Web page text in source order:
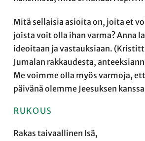
Mitä sellaisia asioita on, joita et
joista voit olla ihan varma? Anna
ideoitaan ja vastauksiaan.
Jumalan rakkaudesta,
Me voimme olla myös varmoja,
päivänä olemme Jeesuksen
RUKOUS
Rakas taivaallinen Isä,